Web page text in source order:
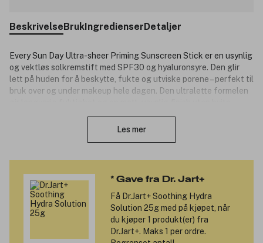
BeskrivelseBrukIngredienserDetaljer
Every Sun Day Ultra-sheer Priming Sunscreen Stick er en usynlig
og vektløs solkremstift med SPF30 og hyaluronsyre. Den glir
lett på huden for å beskytte, fukte og utviske porene – perfekt til
bruk over og under makeup hele dagen. Den ultralette formelen
innovative koreanske teknologien fungerer den både som primer
Les mer
* Gave fra Dr. Jart+
Få Dr.Jart+ Soothing Hydra
Solution 25gmed på kjøpet, når
du kjøper 1 produkt(er) fra
Dr.Jart+. Maks 1 per ordre.